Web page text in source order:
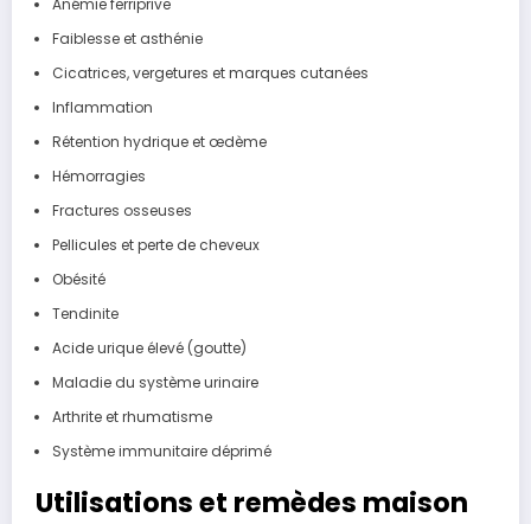
Faiblesse et asthénie
Cicatrices, vergetures et marques cutanées
Inflammation
Rétention hydrique et œdème
Hémorragies
Fractures osseuses
Pellicules et perte de cheveux
Obésité
Tendinite
Acide urique élevé (goutte)
Maladie du système urinaire
Arthrite et rhumatisme
Système immunitaire déprimé
Utilisations et remèdes maison